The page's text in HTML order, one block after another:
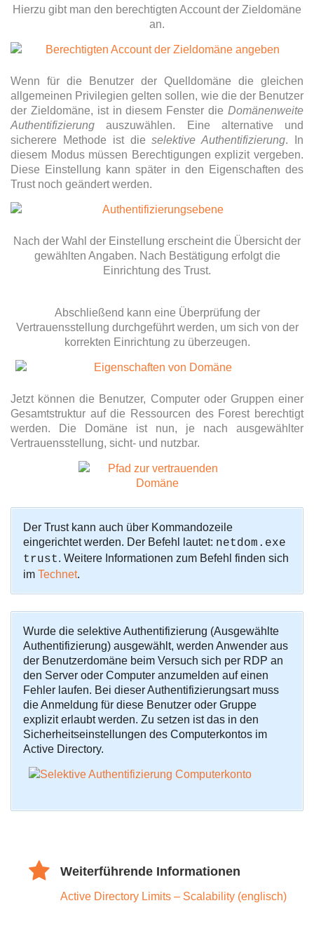
Hierzu gibt man den berechtigten Account der Zieldomäne
an.
Wenn für die Benutzer der Quelldomäne die gleichen
allgemeinen Privilegien gelten sollen, wie die der Benutzer
der Zieldomäne, ist in diesem Fenster die Domänenweite
Authentifizierung auszuwählen. Eine alternative und
sicherere Methode ist dieselektive Authentifizierung. In
diesem Modus müssen Berechtigungen explizit vergeben.
Diese Einstellung kann später in den Eigenschaften des
Trust noch geändert werden.
Nach der Wahl der Einstellung erscheint die Übersicht der
gewählten Angaben. Nach Bestätigung erfolgt die
Einrichtung des Trust.
Abschließend kann eine Überprüfung der
Vertrauensstellung durchgeführt werden, um sich von der
korrekten Einrichtung zu überzeugen.
Jetzt können die Benutzer, Computer oder Gruppen einer
Gesamtstruktur auf die Ressourcen des Forest berechtigt
werden. Die Domäne ist nun, je nach ausgewählter
Vertrauensstellung, sicht- und nutzbar.
Der Trust kann auch über Kommandozeile
eingerichtet werden. Der Befehl lautet: netdom.exe
trust. Weitere Informationen zum Befehl finden sich
im Technet.
Wurde die selektive Authentifizierung (Ausgewählte
Authentifizierung) ausgewählt, werden Anwender aus
der Benutzerdomäne beim Versuch sich per RDP an
den Server oder Computer anzumelden auf einen
Fehler laufen. Bei dieser Authentifizierungsart muss
die Anmeldung für diese Benutzer oder Gruppe
explizit erlaubt werden. Zu setzen ist das in den
Sicherheitseinstellungen des Computerkontos im
Active Directory.
Weiterführende Informationen
Active Directory Limits – Scalability (englisch)